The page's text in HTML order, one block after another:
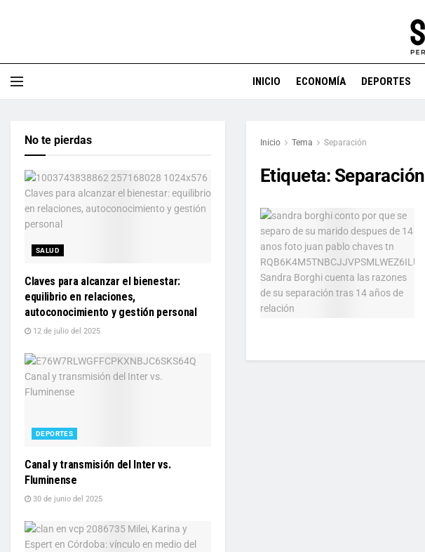
INICIO ECONOMÍA DEPORTES
Inicio Tema Separación
Etiqueta: Separación
No te pierdas
SALUD
Claves para alcanzar el bienestar:
equilibrio en relaciones,
autoconocimiento y gestión personal
12 de julio del 2025
DEPORTES
Canal y transmisión del Inter vs.
Fluminense
30 de junio del 2025